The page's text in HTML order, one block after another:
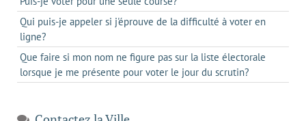
Qui puis-je appeler si j'éprouve de la difficulté à voter en
ligne?
Que faire si mon nom ne figure pas sur la liste électorale
lorsque je me présente pour voter le jour du scrutin?